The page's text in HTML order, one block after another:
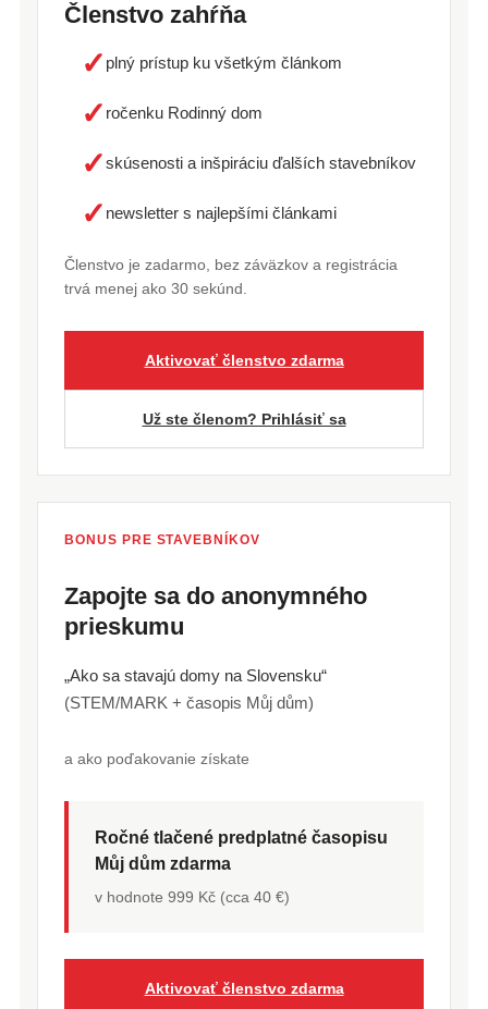
Členstvo zahŕňa
✓ plný prístup ku všetkým článkom
✓ ročenku Rodinný dom
✓skúsenosti a inšpiráciu ďalších stavebníkov
✓ newsletter s najlepšími článkami
Členstvo je zadarmo, bez záväzkov a registrácia
trvá menej ako 30 sekúnd.
Aktivovať členstvo zdarma
Už ste členom? Prihlásiť sa
BONUS PRE STAVEBNÍKOV
Zapojte sa do anonymného
prieskumu
„Ako sa stavajú domy na Slovensku“
(STEM/MARK + časopis Můj dům)
a ako poďakovanie získate
Ročné tlačené predplatné časopisu
Můj dům zdarma
v hodnote 999 Kč (cca 40 €)
Aktivovať členstvo zdarma